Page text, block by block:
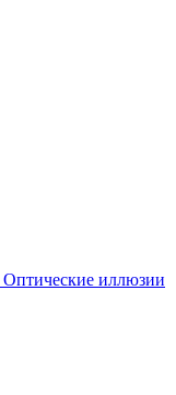
Оптические иллюзии